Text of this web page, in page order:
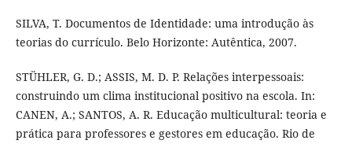
SILVA, T. Documentos de Identidade: uma introdução às
teorias do currículo. Belo Horizonte: Autêntica, 2007.
STÜHLER, G. D.; ASSIS, M. D. P. Relações interpessoais:
construindo um clima institucional positivo na escola. In:
CANEN, A.; SANTOS, A. R. Educação multicultural: teoria e
prática para professores e gestores em educação. Rio de